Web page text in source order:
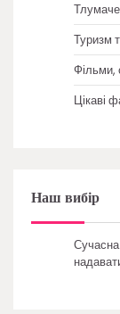
Туризм
Фільми,
Цікаві
Наш вибір
Сучасна